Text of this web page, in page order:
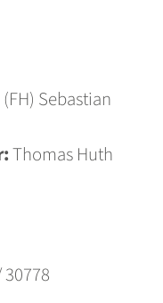
Sebastian
Thomas Huth